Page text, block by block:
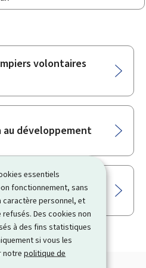
essentiels
fonctionnement, sans
caractère personnel, et
Des cookies non
à des fins statistiques
si vous les
notrepolitique de
volontaires
au développement